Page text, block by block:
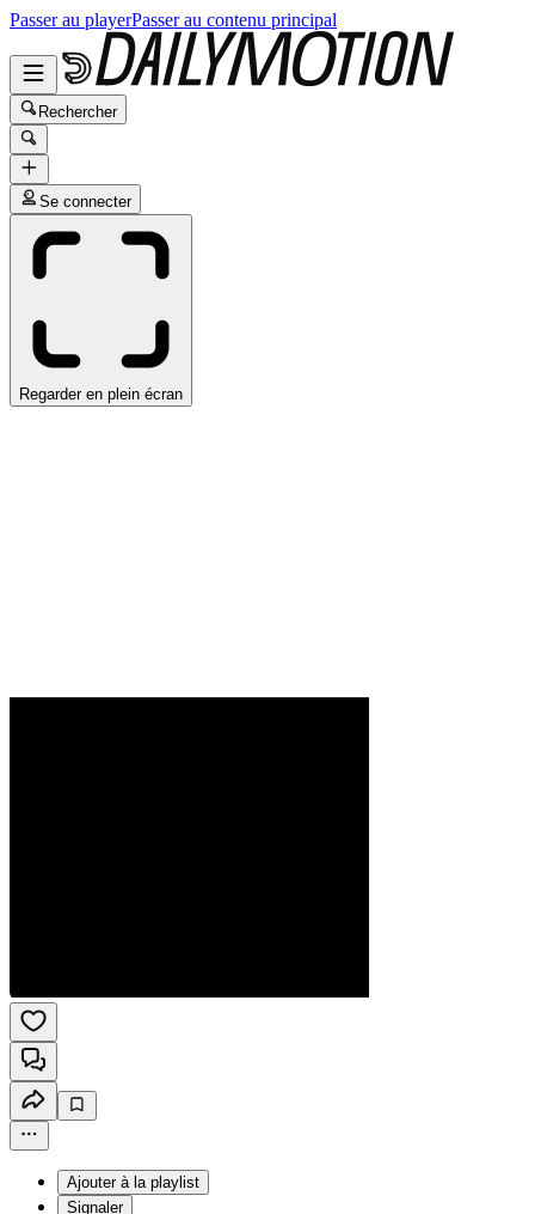
Passer au playerPasser au contenu principal
Rechercher
Se connecter
Regarder en plein écran
Ajouter à la playlist
Signaler